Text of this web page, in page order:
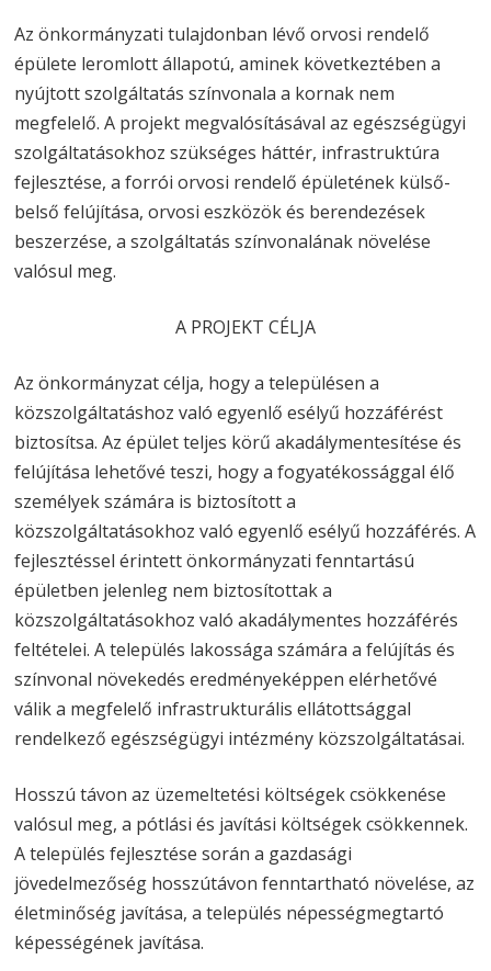
Az önkormányzati tulajdonban lévő orvosi rendelő
épülete leromlott állapotú, aminek következtében a
nyújtott szolgáltatás színvonala a kornak nem
megfelelő. A projekt megvalósításával az egészségügyi
szolgáltatásokhoz szükséges háttér, infrastruktúra
fejlesztése, a forrói orvosi rendelő épületének külső-
belső felújítása, orvosi eszközök és berendezések
beszerzése, a szolgáltatás színvonalának növelése
valósul meg.
A PROJEKT CÉLJA
Az önkormányzat célja, hogy a településen a
közszolgáltatáshoz való egyenlő esélyű hozzáférést
biztosítsa. Az épület teljes körű akadálymentesítése és
felújítása lehetővé teszi, hogy a fogyatékossággal élő
személyek számára is biztosított a
közszolgáltatásokhoz való egyenlő esélyű hozzáférés. A
fejlesztéssel érintett önkormányzati fenntartású
épületben jelenleg nem biztosítottak a
közszolgáltatásokhoz való akadálymentes hozzáférés
feltételei. A település lakossága számára a felújítás és
színvonal növekedés eredményeképpen elérhetővé
válik a megfelelő infrastrukturális ellátottsággal
rendelkező egészségügyi intézmény közszolgáltatásai.
Hosszú távon az üzemeltetési költségek csökkenése
valósul meg, a pótlási és javítási költségek csökkennek.
A település fejlesztése során a gazdasági
jövedelmezőség hosszútávon fenntartható növelése, az
életminőség javítása, a település népességmegtartó
képességének javítása.